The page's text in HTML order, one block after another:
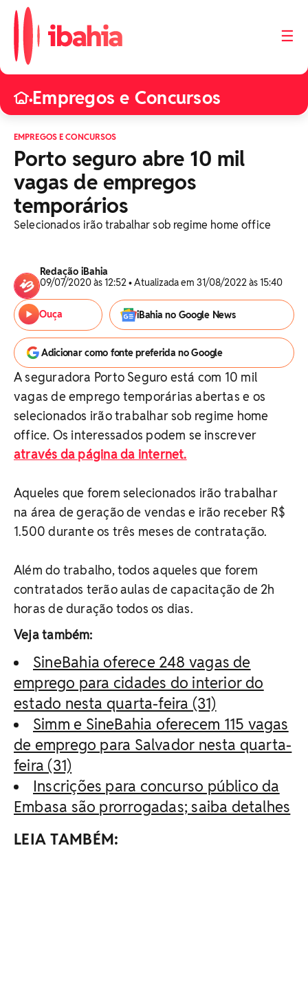
☰
•Empregos e Concursos
EMPREGOS E CONCURSOS
Porto seguro abre 10 mil
vagas de empregos
temporários
Selecionados irão trabalhar sob regime home office
Redação iBahia
09/07/2020 às 12:52 • Atualizada em 31/08/2022 às 15:40
Ouça iBahia no Google News
Adicionar como fonte preferida no Google
A seguradora Porto Seguro está com 10 mil
vagas de emprego temporárias abertas e os
selecionados irão trabalhar sob regime home
office. Os interessados podem se inscrever
através da página da internet.
Aqueles que forem selecionados irão trabalhar
na área de geração de vendas e irão receber R$
1.500 durante os três meses de contratação.
Além do trabalho, todos aqueles que forem
contratados terão aulas de capacitação de 2h
horas de duração todos os dias.
Veja também:
SineBahia oferece 248 vagas de
emprego para cidades do interior do
estado nesta quarta-feira (31)
Simm e SineBahia oferecem 115 vagas
de emprego para Salvador nesta quarta-
feira (31)
Inscrições para concurso público da
Embasa são prorrogadas; saiba detalhes
LEIA TAMBÉM: